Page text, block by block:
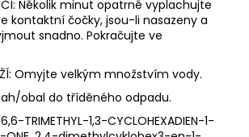
Několik minut opatrně vyplachujte
kontaktní čočky, jsou-li nasazeny a
snadno. Pokračujte ve
Omyjte velkým množstvím vody.
obal do tříděného odpadu.
TRIMETHYL-1,3-CYCLOHEXADIEN-1-